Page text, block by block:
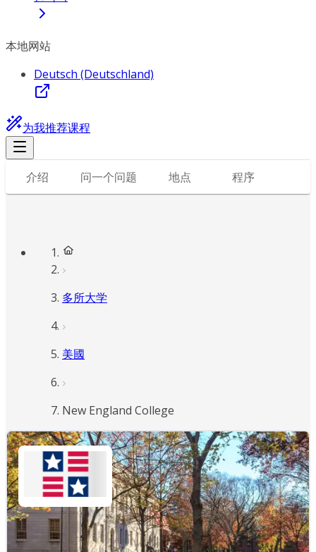
本地网站
Deutsch (Deutschland)
为我推荐课程
介绍 问一个问题 地点 程序
多所大学
美國
New England College